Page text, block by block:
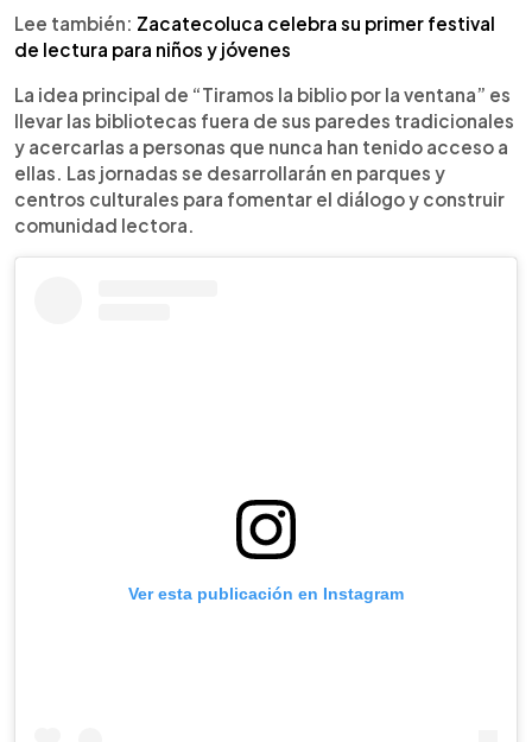
Lee también: Zacatecoluca celebra su primer festival
de lectura para niños y jóvenes
La idea principal de “Tiramos la biblio por la ventana” es
llevar las bibliotecas fuera de sus paredes tradicionales
y acercarlas a personas que nunca han tenido acceso a
ellas. Las jornadas se desarrollarán en parques y
centros culturales para fomentar el diálogo y construir
comunidad lectora.
Ver esta publicación en Instagram